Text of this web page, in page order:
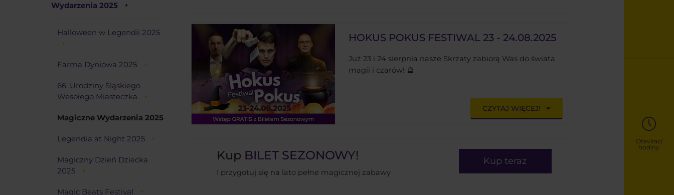
Otevírací
hodiny
Wydarzenia 2025
Halloween w Legendii 2025
Farma Dyniowa 2025
66. Urodziny Śląskiego
Wesołego Miasteczka
Magiczne Wydarzenia 2025
Legendia at Night 2025
Magiczny Dzień Dziecka
2025
Magic Beats Festival
HOKUS POKUS FESTIWAL 23 - 24.08.2025
Już 23 i 24 sierpnia nasze Skrzaty zabiorą Was do świata
magii i czarów! 🔮
CZYTAJ WIĘCEJ!
Kup BILET SEZONOWY!
I przygotuj się na lato pełne magicznej zabawy
Kup teraz